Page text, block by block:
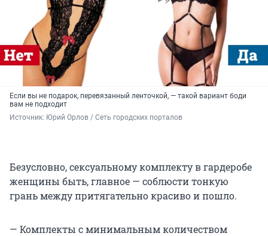
Если вы не подарок, перевязанный ленточкой, — такой вариант боди
вам не подходит
Источник: Юрий Орлов / Сеть городских порталов
Безусловно, сексуальному комплекту в гардеробе
женщины быть, главное — соблюсти тонкую
грань между притягательно красиво и пошло.
— Комплекты с минимальным количеством